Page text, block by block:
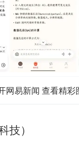
网易新闻 查看精彩
技）